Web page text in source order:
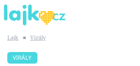
SHOPAHOLICADEL
Lajk ■ Virály
VIRÁLY